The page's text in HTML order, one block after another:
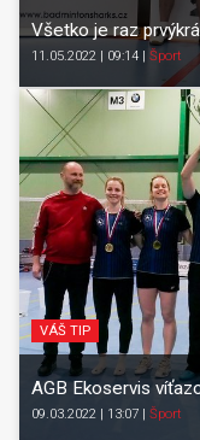
Všetko je raz
11.05.2022 | 09:14 Šport
VÁŠ TIP
AGB Ekoservis
09.03.2022 | 13:07 Šport